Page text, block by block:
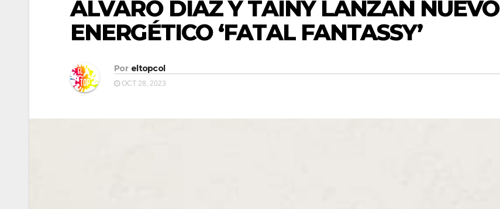
ÁLVARO DÍAZ Y TAINY LANZAN
ENERGÉTICO ‘FATAL FANTASSY’
Por eltopcol
OCT 28, 2023